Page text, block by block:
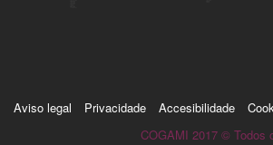
Aviso legal Privacidade Accesibilidade
COGAMI 2017 © Todos